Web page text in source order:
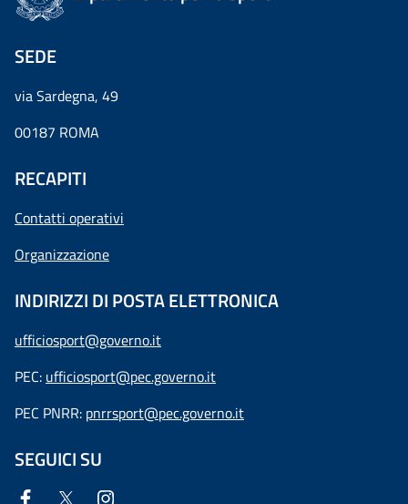
SEDE
via Sardegna, 49
00187 ROMA
RECAPITI
Contatti operativi
Organizzazione
INDIRIZZI DI POSTA ELETTRONICA
ufficiosport@governo.it
PEC: ufficiosport@pec.governo.it
PEC PNRR: pnrrsport@pec.governo.it
SEGUICI SU